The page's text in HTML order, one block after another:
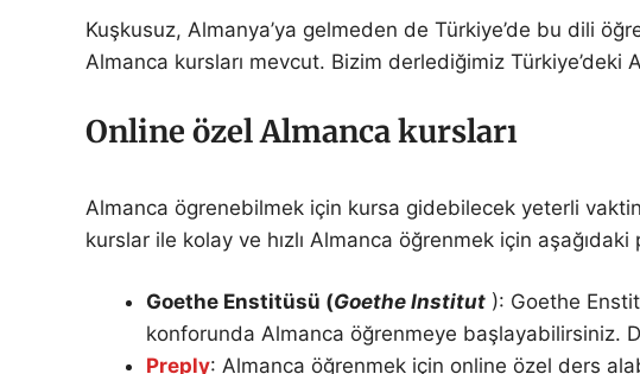
Kuşkusuz, Almanya’ya gelmeden de Türkiye’de bu dili
Almanca kursları mevcut. Bizim derlediğimiz Türkiye’deki
Online özel Almanca kursları
Almanca ögrenebilmek için kursa gidebilecek yeterli
kurslar ile kolay ve hızlı Almanca öğrenmek için
Goethe Enstitüsü (Goethe Institut ): Goethe
konforunda Almanca öğrenmeye başlayabilirsiniz.
Preply: Almanca öğrenmek için online özel ders